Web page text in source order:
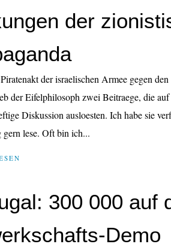
der
der israelischen Armee gegen
der Eifelphilosoph zwei Beitraege, die
Diskussion ausloesten. Ich habe sie
lese. Oft bin ich...
300 000 auf
Demo